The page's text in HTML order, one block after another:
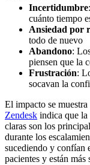
Incertidumbre
cuánto tiempo
Ansiedad por
todo de nuevo
Abandono:
piensen que la
Frustración:
socavan la
El impacto se
Zendesk indica que la
claras son los
durante los
sucediendo y confían
pacientes y están